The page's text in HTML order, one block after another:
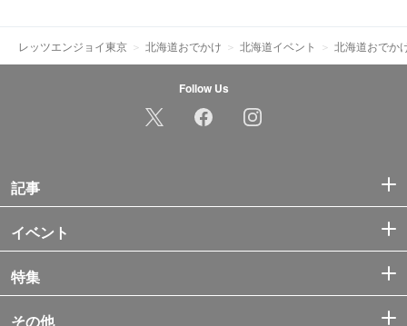
レッツエンジョイ東京 北海道おでかけ 北海道イベント 北海道おでか
Follow Us
記事
イベント
特集
その他